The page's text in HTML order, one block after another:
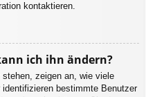
kontaktieren.
ich ihn ändern?
stehen, zeigen an, wie viele
bestimmte Benutzer